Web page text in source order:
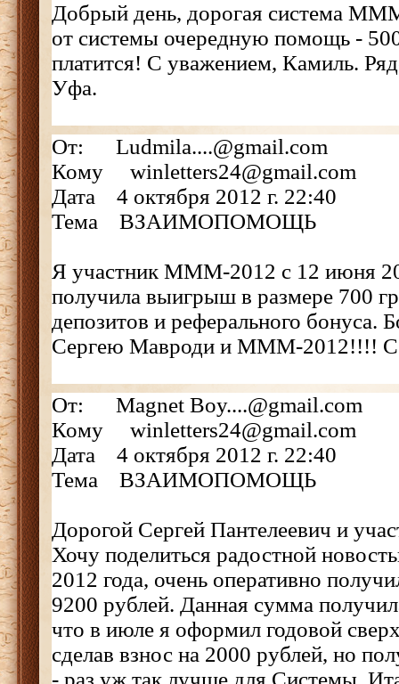
Добрый день, дорогая система
от системы очередную помощь -
платится! С уважением, Камиль.
Уфа.
От: Ludmila....@gmail.com
Кому winletters24@gmail.com
Дата 4 октября 2012 г. 22:40
Тема ВЗАИМОПОМОЩЬ
Я участник МММ-2012 с 12 июня
получила выигрыш в размере 700
депозитов и реферального бонуса.
Сергею Мавроди и МММ-2012!!!! С
От: Magnet Boy....@gmail.com
Кому winletters24@gmail.com
Дата 4 октября 2012 г. 22:40
Тема ВЗАИМОПОМОЩЬ
Дорогой Сергей Пантелеевич и
Хочу поделиться радостной
2012 года, очень оперативно
9200 рублей. Данная сумма
что в июле я оформил годовой
сделав взнос на 2000 рублей, но
- раз уж так лучше для Системы.